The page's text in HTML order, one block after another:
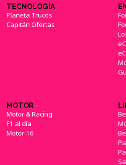
TECNOLOGÍA
Planeta Trucos
Capitán Ofertas
MOTOR
Motor & Racing
F1 al día
Motor 16